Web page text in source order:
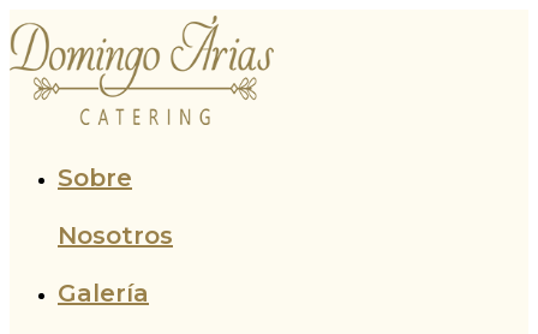
al
contenido
Sobre
Nosotros
Galería